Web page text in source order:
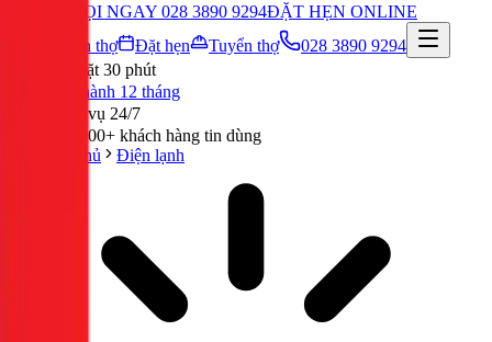
GỌI NGAY 028 3890 9294ĐẶT HẸN ONLINE
Tuyển thợ
Đặt hẹn Tuyển thợ
028 3890 9294
Có mặt 30 phút
Bảo hành 12 tháng
Phục vụ 24/7
300,000+ khách hàng tin dùng
Trang chủ
Điện lạnh